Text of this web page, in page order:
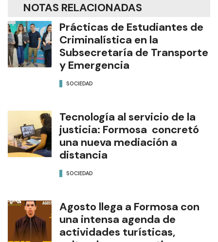
NOTAS RELACIONADAS
Prácticas de Estudiantes de
Criminalística en la
Subsecretaría de Transporte
y Emergencia
SOCIEDAD
Tecnología al servicio de la
justicia: Formosa concretó
una nueva mediación a
distancia
SOCIEDAD
Agosto llega a Formosa con
una intensa agenda de
actividades turísticas,